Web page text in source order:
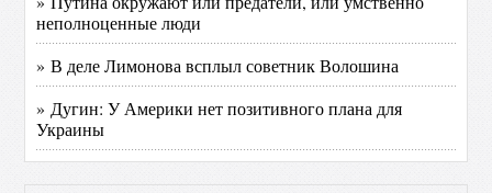
неполноценные люди
» В деле Лимонова всплыл советник Волошина
» Дугин: У Америки нет позитивного плана для
Украины